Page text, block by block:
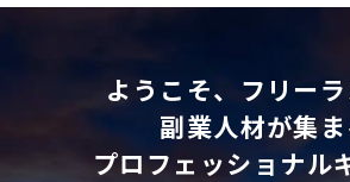
ようこそ、フリーラ
副業人材が集ま
プロフェッショナル